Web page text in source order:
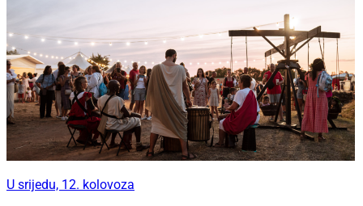
U srijedu, 12. kolovoza